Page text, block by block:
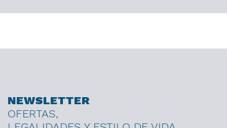
NEWSLETTER
OFERTAS,